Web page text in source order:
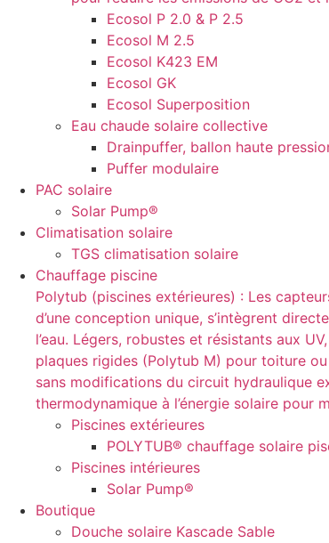
Ecosol P 2.0 & P 2.5
Ecosol M 2.5
Ecosol K423 EM
Ecosol GK
Ecosol Superposition
Eau chaude solaire collective
Drainpuffer, ballon haute
Puffer modulaire
PAC solaire
Solar Pump®
Climatisation solaire
TGS climatisation solaire
Chauffage piscine
Polytub (piscines extérieures) : Les
d’une conception unique, s’intègrent
l’eau. Légers, robustes et résistants aux
plaques rigides (Polytub M) pour toiture
sans modifications du circuit hydraulique
thermodynamique à l’énergie solaire pour
Piscines extérieures
POLYTUB® chauffage solaire
Piscines intérieures
Solar Pump®
Boutique
Douche solaire Kascade Sable